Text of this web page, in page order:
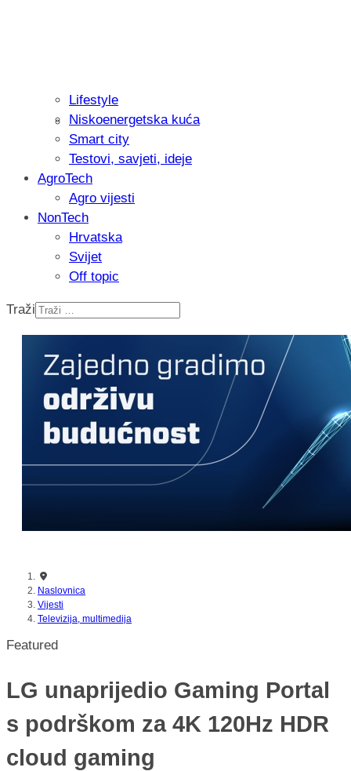
Isprobali smo: Thermostar
Recenzija: Einhell Professional CP-
nikada prije
Lifestyle
Niskoenergetska kuća
Smart city
Testovi, savjeti, ideje
AgroTech
Agro vijesti
NonTech
Hrvatska
Svijet
Off topic
Traži
Naslovnica
Vijesti
Televizija, multimedija
Featured
LG unaprijedio Gaming Portal
s podrškom za 4K 120Hz HDR
cloud gaming